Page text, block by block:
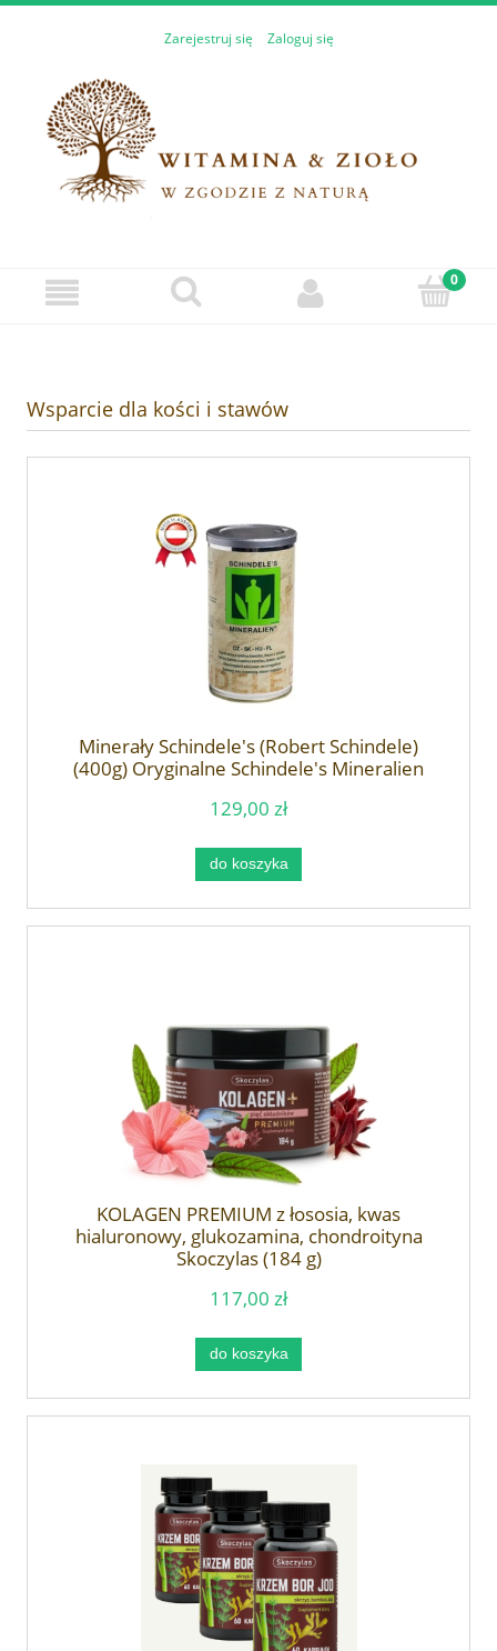
Zarejestruj się Zaloguj się
Wsparcie dla kości i stawów
Minerały Schindele's (Robert Schindele)
(400g) Oryginalne Schindele's Mineralien
129,00 zł
do koszyka
KOLAGEN PREMIUM z łososia, kwas
hialuronowy, glukozamina, chondroityna
Skoczylas (184 g)
117,00 zł
do koszyka